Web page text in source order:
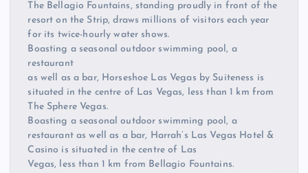
The Bellagio Fountains, standing proudly in front of the
resort on the Strip, draws millions of visitors each year
for its twice-hourly water shows.
Boasting a seasonal outdoor swimming pool, a
restaurant
as well as a bar, Horseshoe Las Vegas by Suiteness is
situated in the centre of Las Vegas, less than 1 km from
The Sphere Vegas.
Boasting a seasonal outdoor swimming pool, a
restaurant as well as a bar, Harrah’s Las Vegas Hotel &
Casino is situated in the centre of Las
Vegas, less than 1 km from Bellagio Fountains.